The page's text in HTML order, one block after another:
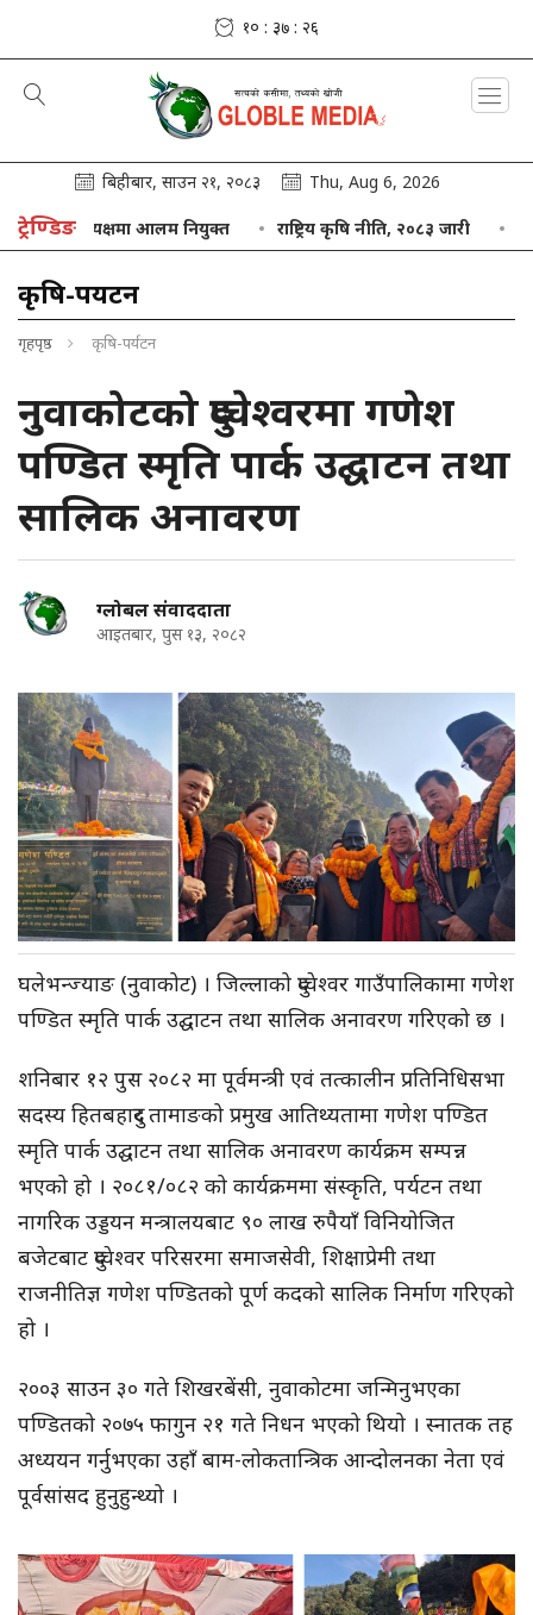
१० : ३७ : २७
बिहीबार, साउन २१, २०८३ Thu, Aug 6, 2026
ट्रेण्डिङ
अध्यक्षमा आलम नियुक्त राष्ट्रिय कृषि नीति, २०८३ जारी नेपाल बैंक
कृषि-पर्यटन
गृहपृष्ठ कृषि-पर्यटन
नुवाकोटको दुप्चेश्वरमा गणेश
पण्डित स्मृति पार्क उद्घाटन तथा
सालिक अनावरण
ग्लोबल संवाददाता
आइतबार, पुस १३, २०८२
घलेभन्ज्याङ (नुवाकोट) । जिल्लाको दुप्चेश्वर गाउँपालिकामा गणेश
पण्डित स्मृति पार्क उद्घाटन तथा सालिक अनावरण गरिएको छ ।
शनिबार १२ पुस २०८२ मा पूर्वमन्त्री एवं तत्कालीन प्रतिनिधिसभा
सदस्य हितबहादुर तामाङको प्रमुख आतिथ्यतामा गणेश पण्डित
स्मृति पार्क उद्घाटन तथा सालिक अनावरण कार्यक्रम सम्पन्न
भएको हो । २०८१/०८२ को कार्यक्रममा संस्कृति, पर्यटन तथा
नागरिक उड्डयन मन्त्रालयबाट ९० लाख रुपैयाँ विनियोजित
बजेटबाट दुप्चेश्वर परिसरमा समाजसेवी, शिक्षाप्रेमी तथा
राजनीतिज्ञ गणेश पण्डितको पूर्ण कदको सालिक निर्माण गरिएको
हो ।
२००३ साउन ३० गते शिखरबेंसी, नुवाकोटमा जन्मिनुभएका
पण्डितको २०७५ फागुन २१ गते निधन भएको थियो । स्नातक तह
अध्ययन गर्नुभएका उहाँ बाम-लोकतान्त्रिक आन्दोलनका नेता एवं
पूर्वसांसद हुनुहुन्थ्यो ।